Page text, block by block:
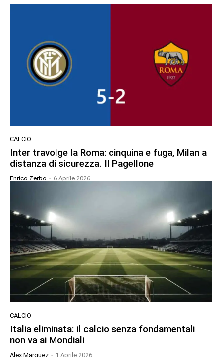
CALCIO
Inter travolge la Roma: cinquina e fuga, Milan a
distanza di sicurezza. Il Pagellone
Enrico Zerbo - 6 Aprile 2026
CALCIO
Italia eliminata: il calcio senza fondamentali
non va ai Mondiali
Alex Marquez - 1 Aprile 2026